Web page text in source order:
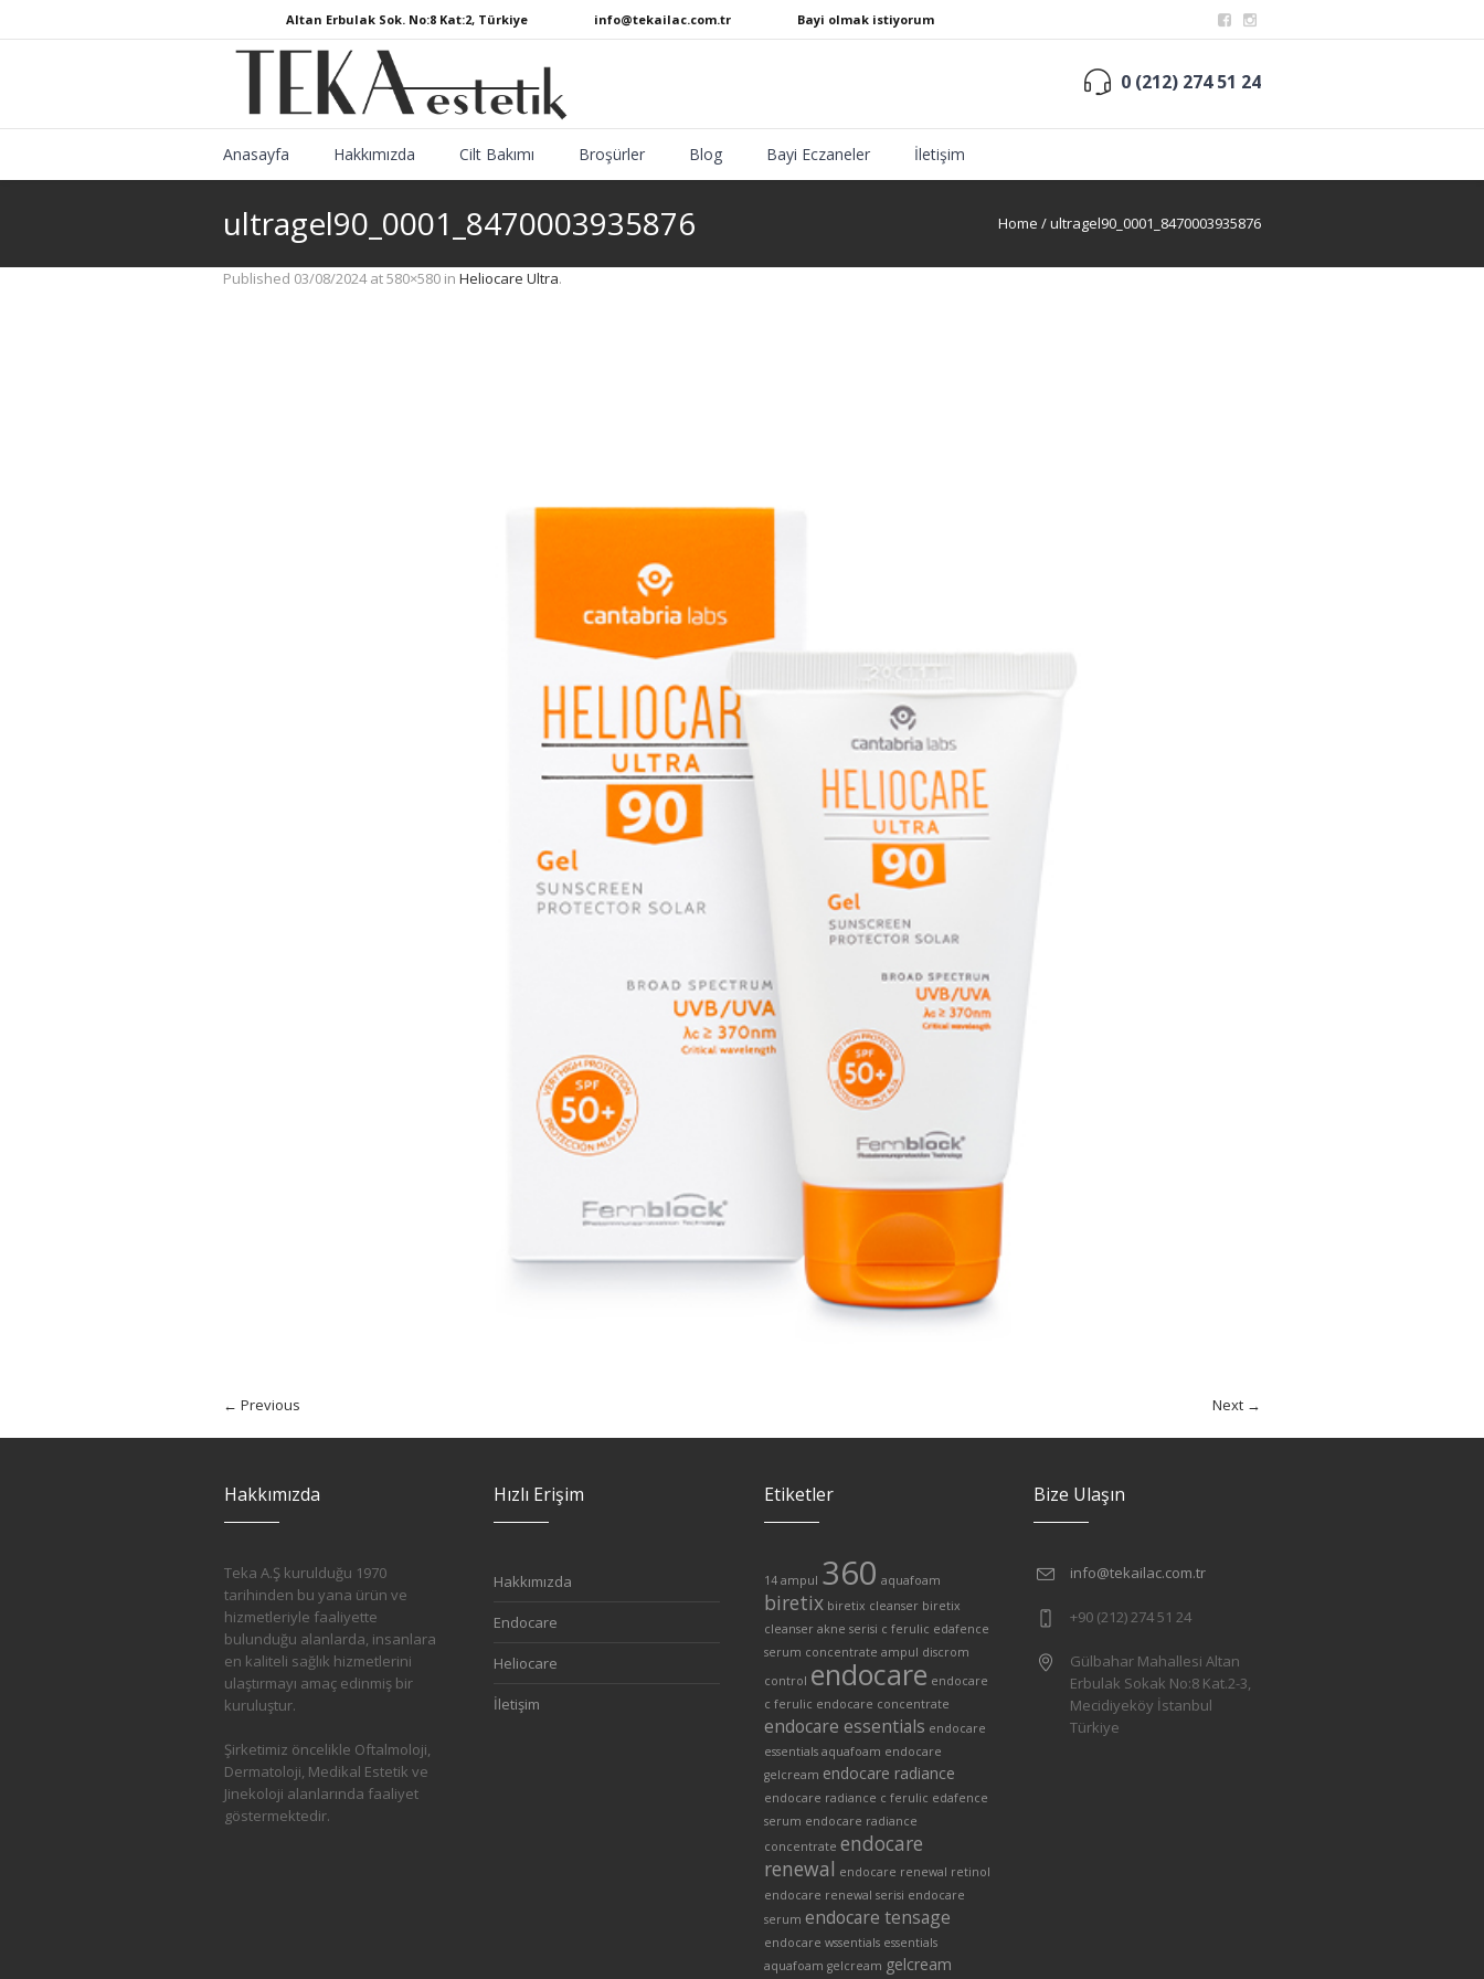
Altan Erbulak Sok. No:8 Kat:2, Türkiye info@tekailac.com.tr Bayi olmak istiyorum
0 (212) 274 51 24
Anasayfa Hakkımızda Cilt Bakımı Broşürler Blog Bayi Eczaneler İletişim
ultragel90_0001_8470003935876 Home /ultragel90_0001_8470003935876
Published 03/08/2024at 580×580 in Heliocare Ultra.
← Previous Next →
Hakkımızda
Teka A.Ş kurulduğu 1970
tarihinden bu yana ürün ve
hizmetleriyle faaliyette
bulunduğu alanlarda, insanlara
en kaliteli sağlık hizmetlerini
ulaştırmayı amaç edinmiş bir
kuruluştur.
Şirketimiz öncelikle Oftalmoloji,
Dermatoloji, Medikal Estetik ve
Jinekoloji alanlarında faaliyet
göstermektedir.
Hızlı Erişim
Hakkımızda
Endocare
Heliocare
İletişim
Etiketler
14 ampul 360 aquafoam
biretix biretix cleanser biretix
cleanser akne serisi c ferulic edafence
serum concentrate ampul discrom
control endocare endocare
c ferulic endocare concentrate
endocare essentials endocare
essentials aquafoam endocare
gelcream endocare radiance
endocare radiance c ferulic edafence
serum endocare radiance
concentrate endocare
renewal endocare renewal retinol
endocare renewal serisi endocare
serum endocare tensage
endocare wssentials essentials
aquafoam gelcream gelcream
Bize Ulaşın
info@tekailac.com.tr
+90 (212) 274 51 24
Gülbahar Mahallesi Altan
Erbulak Sokak No:8 Kat.2-3,
Mecidiyeköy İstanbul
Türkiye